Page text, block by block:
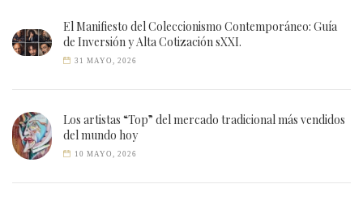
El Manifiesto del Coleccionismo Contemporáneo: Guía
de Inversión y Alta Cotización sXXI.
31 MAYO, 2026
Los artistas “Top” del mercado tradicional más vendidos
del mundo hoy
10 MAYO, 2026